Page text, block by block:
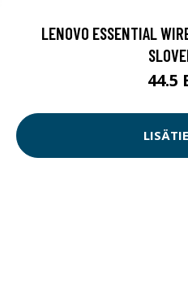
LENOVO ESSENTIAL
44.5